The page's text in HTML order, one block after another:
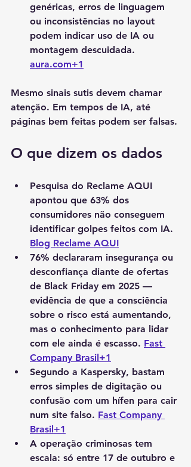
genéricas, erros de linguagem
ou inconsistências no layout
podem indicar uso de IA ou
montagem descuidada.
aura.com+1
Mesmo sinais sutis devem chamar
atenção. Em tempos de IA, até
páginas bem feitas podem ser falsas.
O que dizem os dados
Pesquisa do Reclame AQUI
apontou que 63% dos
consumidores não conseguem
identificar golpes feitos com IA.
Blog Reclame AQUI
76% declararam insegurança ou
desconfiança diante de ofertas
de Black Friday em 2025 —
evidência de que a consciência
sobre o risco está aumentando,
mas o conhecimento para lidar
com ele ainda é escasso. Fast
Company Brasil+1
Segundo a Kaspersky, bastam
erros simples de digitação ou
confusão com um hífen para cair
num site falso. Fast Company
Brasil+1
A operação criminosas tem
escala: só entre 17 de outubro e